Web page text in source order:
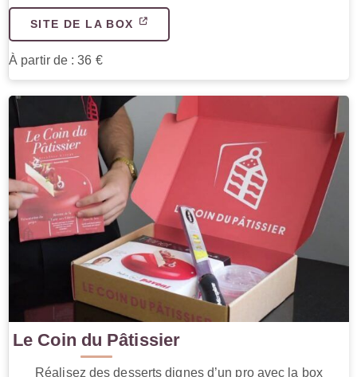
SITE DE LA BOX
À partir de : 36 €
Le Coin du Pâtissier
Réalisez des desserts dignes d’un pro avec la box